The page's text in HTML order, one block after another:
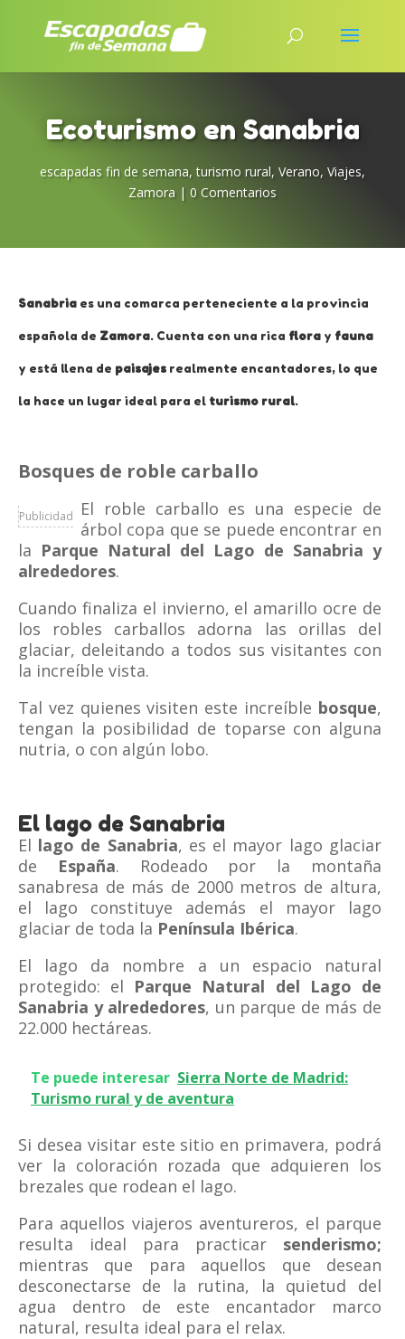
Ecoturismo en Sanabria
escapadas fin de semana,turismo rural, Verano, Viajes,
Zamora | 0 Comentarios
Sanabria es una comarca perteneciente a la provincia
española de Zamora. Cuenta con una rica flora y fauna
y está llena de paisajes realmente encantadores, lo que
la hace un lugar ideal para el turismo rural.
Bosques de roble carballo
Publicidad
El roble carballo es una especie de
árbol copa que se puede encontrar en
la Parque Natural del Lago de Sanabria y
alrededores.
Cuando finaliza el invierno, el amarillo ocre de
los robles carballos adorna las orillas del
glaciar, deleitando a todos sus visitantes con
la increíble vista.
Tal vez quienes visiten este increíble bosque,
tengan la posibilidad de toparse con alguna
nutria, o con algún lobo.
El lago de Sanabria
El lago de Sanabria, es el mayor lago glaciar
de España. Rodeado por la montaña
sanabresa de más de 2000 metros de altura,
el lago constituye además el mayor lago
glaciar de toda la Península Ibérica.
El lago da nombre a un espacio natural
protegido: el Parque Natural del Lago de
Sanabria y alrededores, un parque de más de
22.000 hectáreas.
Te puede interesar Sierra Norte de Madrid:
Turismo rural y de aventura
Si desea visitar este sitio en primavera, podrá
ver la coloración rozada que adquieren los
brezales que rodean el lago.
Para aquellos viajeros aventureros, el parque
resulta ideal para practicarsenderismo;
mientras que para aquellos que desean
desconectarse de la rutina, la quietud del
agua dentro de este encantador marco
natural, resulta ideal para el relax.